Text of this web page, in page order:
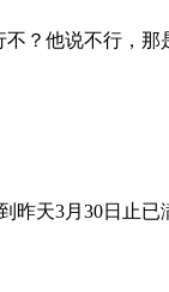
？他说不行，
昨天3月30日止